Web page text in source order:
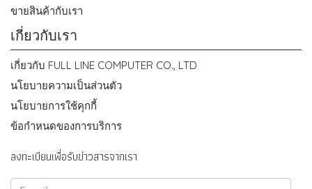
ขายสินค้ากับเรา
เกี่ยวกับเรา
เกี่ยวกับ FULL LINE COMPUTER CO., LTD
นโยบายความเป็นส่วนตัว
นโยบายการใช้คุกกี้
ข้อกำหนดของการบริการ
ลงทะเบียนเพื่อรับข่าวสารจากเรา